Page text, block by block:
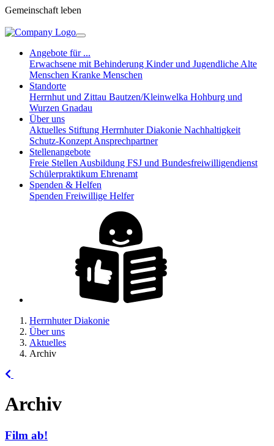
Gemeinschaft leben
Angebote für ...
Erwachsene mit Behinderung Kinder und Jugendliche Alte
Menschen Kranke Menschen
Standorte
Herrnhut und Zittau Bautzen/Kleinwelka Hohburg und
Wurzen Gnadau
Über uns
Aktuelles Stiftung Herrnhuter Diakonie Nachhaltigkeit
Schutz-Konzept Ansprechpartner
Stellenangebote
Freie Stellen Ausbildung FSJ und Bundesfreiwilligendienst
Schülerpraktikum Ehrenamt
Spenden & Helfen
Spenden Freiwillige Helfer
Herrnhuter Diakonie
Über uns
Aktuelles
Archiv
Archiv
Film ab!